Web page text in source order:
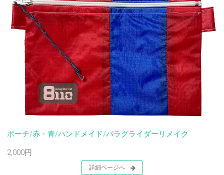
ポーチ/赤・青/ハンドメイド/パラグライダーリメイク
2,000円
詳細ページへ